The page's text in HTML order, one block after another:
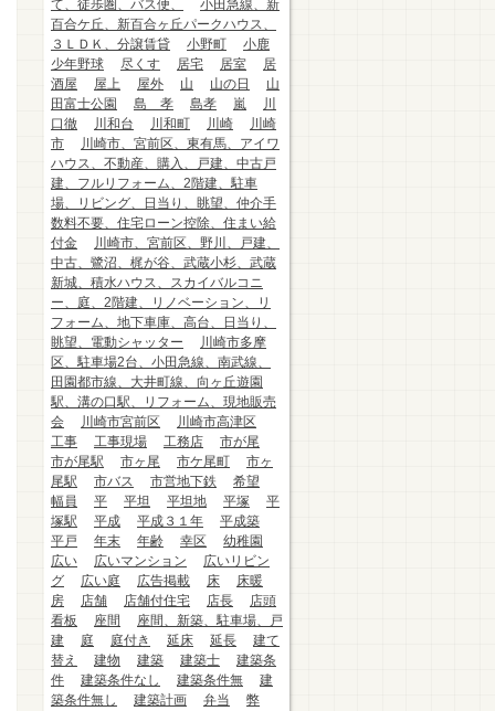
て、徒歩圏、バス便、
小田急線、新
百合ケ丘、新百合ヶ丘パークハウス、
３ＬＤＫ、分譲賃貸
小野町
小鹿
少年野球
尽くす 居宅 居室
居
酒屋
屋上 屋外 山 山の日
山
田富士公園
島 孝 島孝 嵐
川
口徹
川和台 川和町 川崎
川崎
市
川崎市、宮前区、東有馬、アイワ
ハウス、不動産、購入、戸建、中古戸
建、フルリフォーム、2階建、駐車
場、リビング、日当り、眺望、仲介手
数料不要、住宅ローン控除、住まい給
付金
川崎市、宮前区、野川、戸建、
中古、鷺沼、梶が谷、武蔵小杉、武蔵
新城、積水ハウス、スカイバルコニ
ー、庭、2階建、リノベーション、リ
フォーム、地下車庫、高台、日当り、
眺望、電動シャッター
川崎市多摩
区、駐車場2台、小田急線、南武線、
田園都市線、大井町線、向ヶ丘遊園
駅、溝の口駅、リフォーム、現地販売
会
川崎市宮前区
川崎市高津区
工事
工事現場 工務店
市が尾
市が尾駅
市ヶ尾 市ケ尾町
市ヶ
尾駅
市バス 市営地下鉄
希望
幅員
平 平坦 平坦地 平塚
平
塚駅
平成 平成３１年
平成築
平戸
年末 年齢 幸区
幼稚園
広い
広いマンション
広いリビン
グ
広い庭 広告掲載 床
床暖
房
店舗 店舗付住宅 店長
店頭
看板
座間
座間、新築、駐車場、戸
建
庭 庭付き 延床 延長
建て
替え
建物 建築 建築士
建築条
件
建築条件なし 建築条件無
建
築条件無し
建築計画 弁当
弊